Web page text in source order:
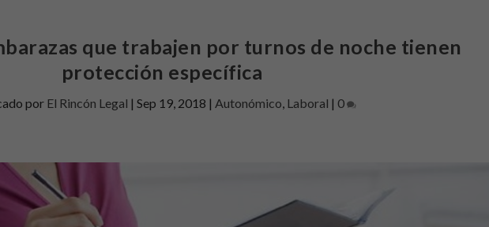
que trabajen por turnos de noche tienen
protección específica
por El Rincón Legal | Sep 19, 2018 | Autonómico, Laboral | 0